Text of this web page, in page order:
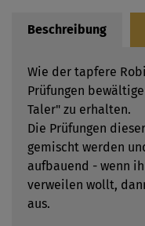
Beschreibung
Wie der tapfere
Prüfungen
Taler" zu erhalten.
Die Prüfungen
gemischt werden
aufbauend - wenn
verweilen wollt,
aus.